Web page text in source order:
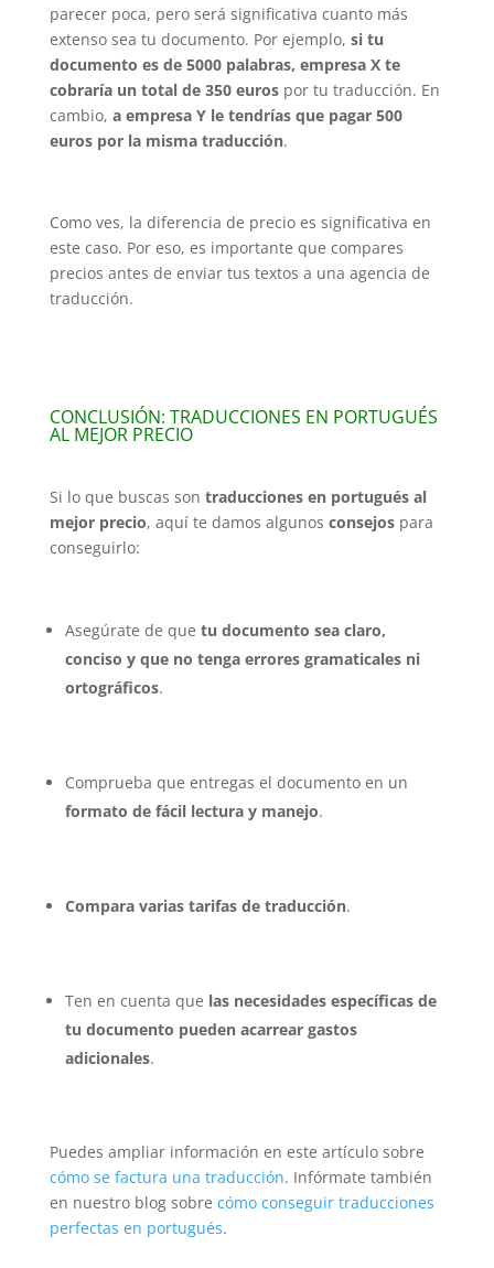
parecer poca, pero será significativa cuanto más
extenso sea tu documento. Por ejemplo, si tu
documento es de 5000 palabras, empresa X te
cobraría un total de 350 eurospor tu traducción. En
cambio, a empresa Y le tendrías que pagar 500
euros por la misma traducción.
Como ves, la diferencia de precio es significativa en
este caso. Por eso, es importante que compares
precios antes de enviar tus textos a una agencia de
traducción.
CONCLUSIÓN: TRADUCCIONES EN PORTUGUÉS
AL MEJOR PRECIO
Si lo que buscas son traducciones en portugués al
mejor precio, aquí te damos algunos consejospara
conseguirlo:
Asegúrate de que tu documento sea claro,
conciso y que no tenga errores gramaticales ni
ortográficos.
Comprueba que entregas el documento en un
formato de fácil lectura y manejo.
Compara varias tarifas de traducción.
Ten en cuenta que las necesidades específicas de
tu documento pueden acarrear gastos
adicionales.
Puedes ampliar información en este artículo sobre
cómo se factura una traducción. Infórmate también
en nuestro blog sobre cómo conseguir traducciones
perfectas en portugués.